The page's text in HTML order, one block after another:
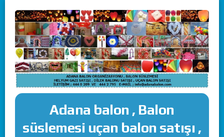
Adana balon , Balon
süslemesi uçan balon satışı ,